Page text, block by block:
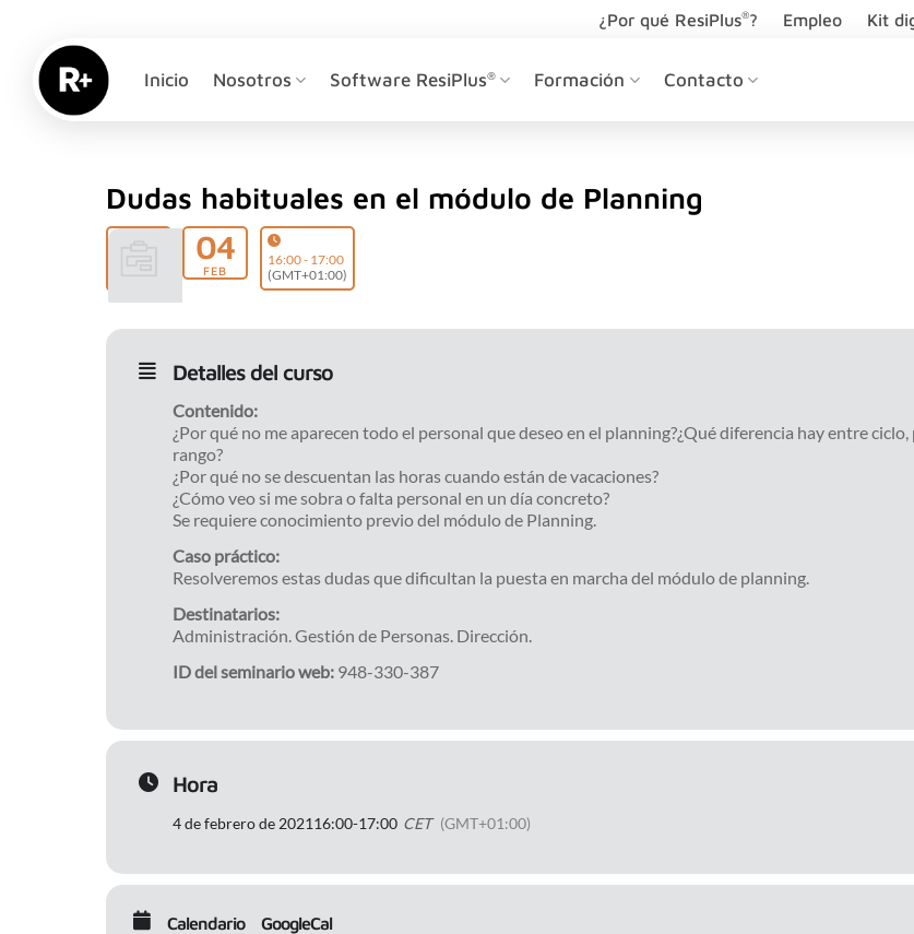
contenido
¿Por qué ResiPlus®? Empleo Kit
Inicio Nosotros Software ResiPlus® Formación Contacto
Dudas habituales en el módulo de Planning
04
FEB
16:00 - 17:00
(GMT+01:00)
Detalles del curso
Contenido:
¿Por qué no me aparecen todo el personal que deseo en el planning?¿Qué diferencia hay entre
rango?
¿Por qué no se descuentan las horas cuando están de vacaciones?
¿Cómo veo si me sobra o falta personal en un día concreto?
Se requiere conocimiento previo del módulo de Planning.
Caso práctico:
Resolveremos estas dudas que dificultan la puesta en marcha del módulo de planning.
Destinatarios:
Administración. Gestión de Personas. Dirección.
ID del seminario web: 948-330-387
Hora
4 de febrero de 202116:00-17:00 CET (GMT+01:00)
Calendario GoogleCal